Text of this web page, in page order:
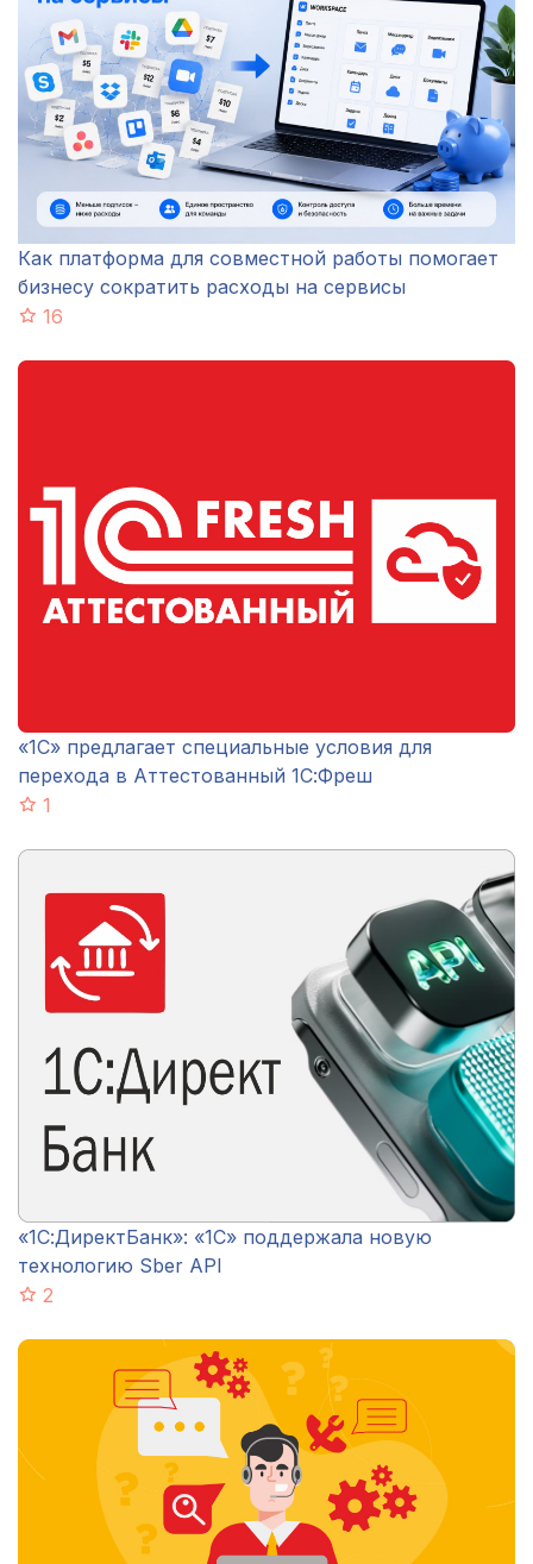
Как платформа для совместной работы помогает
бизнесу сократить расходы на сервисы
16
«1С» предлагает специальные условия для
перехода в Аттестованный 1С:Фреш
1
«1С:ДиректБанк»: «1С» поддержала новую
технологию Sber API
2